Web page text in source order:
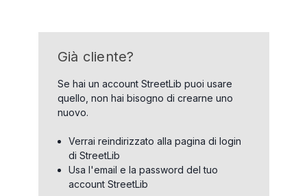
Già cliente?
Se hai un account StreetLib puoi usare
quello, non hai bisogno di crearne uno
nuovo.
Verrai reindirizzato alla pagina di login
di StreetLib
Usa l'email e la password del tuo
account StreetLib